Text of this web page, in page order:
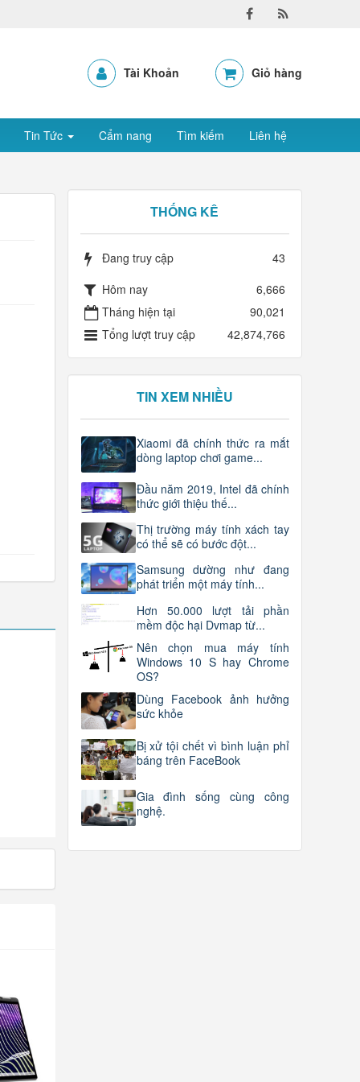
Tài Khoản Giỏ hàng
Tin Tức Cẩm nang Tìm kiếm Liên hệ
THỐNG KÊ
Đang truy cập
43
Hôm nay
6,666
Tháng hiện tại
90,021
Tổng lượt truy cập
42,874,766
TIN XEM NHIỀU
Xiaomi đã chính thức ra mắt
dòng laptop chơi game...
Đầu năm 2019, Intel đã chính
thức giới thiệu thế...
Thị trường máy tính xách tay
có thể sẽ có bước đột...
Samsung dường như đang
phát triển một máy tính...
Hơn 50.000 lượt tải phần
mềm độc hại Dvmap từ...
Nên chọn mua máy tính
Windows 10 S hay Chrome
OS?
Dùng Facebook ảnh hưởng
sức khỏe
Bị xử tội chết vì bình luận phỉ
báng trên FaceBook
Gia đình sống cùng công
nghệ.